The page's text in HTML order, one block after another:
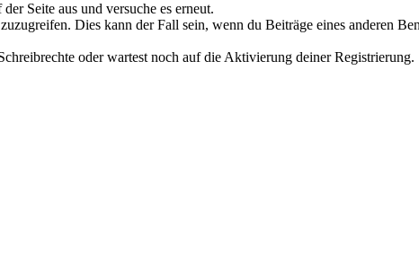
Seite aus und versuche es erneut.
Dies kann der Fall sein, wenn du Beiträge eines anderen
oder wartest noch auf die Aktivierung deiner Registrierung.